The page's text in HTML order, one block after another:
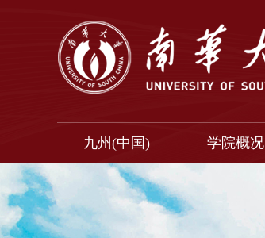
九州(中国) 学院概况